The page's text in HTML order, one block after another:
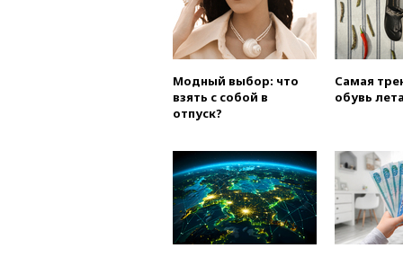
Модный выбор: что
взять с собой в
отпуск?
Самая
обувь